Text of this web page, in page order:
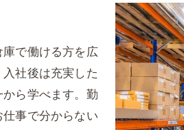
で働ける方を広
社後は充実した
ら学べます。勤
事で分からない